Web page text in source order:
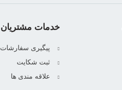
خدمات مشتریان
پیگیری سفارشات
ثبت شکایت
علاقه مندی ها